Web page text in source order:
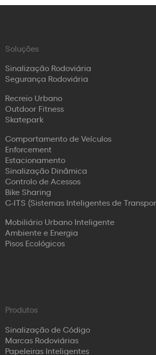
Soluções
Sinalização Rodoviária
Segurança Rodoviária
Recreio Urbano
Outdoor Fitness
Skatepark
Comportamento de Veículos
Enforcement
Estacionamento
Sinalização Dinâmica
Controlo de Acessos
Bike Sharing
C-ITS (Sistemas Inteligentes de
Mobiliário Urbano Inteligente
Ambiente e Energia
Pisos Ecológicos
Produtos
Sinalização de Código
Marcas Rodoviárias
Papeleiras Inteligentes